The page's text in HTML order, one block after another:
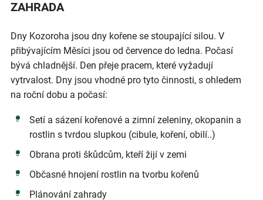
ZAHRADA
Dny Kozoroha jsou dny kořene se stoupající silou. V
přibývajícím Měsíci jsou od července do ledna. Počasí
bývá chladnější. Den přeje pracem, které vyžadují
vytrvalost. Dny jsou vhodné pro tyto činnosti, s ohledem
na roční dobu a počasí:
Setí a sázení kořenové a zimní zeleniny, okopanin a
rostlin s tvrdou slupkou (cibule, koření, obilí..)
Obrana proti škůdcům, kteří žijí v zemi
Občasné hnojení rostlin na tvorbu kořenů
Plánování zahrady